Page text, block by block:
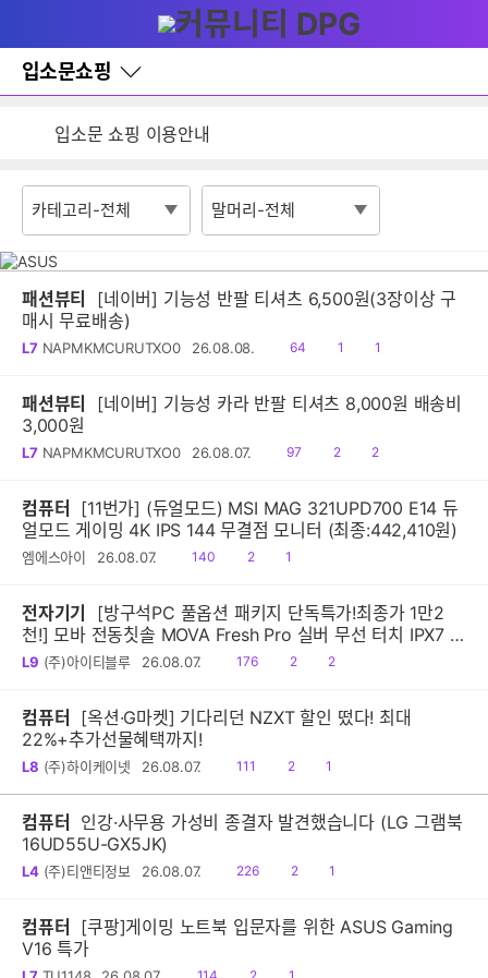
와
홈
입소문쇼핑
바
로
기
어
잦은 오류, PC속도 잡자! PC안정화 위해 이건 꼭!
입소문 쇼핑 이용안내
패션뷰티
[네이버] 기능성 반팔 티셔츠 6,500원(3장이상 구
매시 무료배송)
L7 NAPMKMCURUTXO0 26.08.08.
읽
64
공1
댓1
패션뷰티
[네이버] 기능성 카라 반팔 티셔츠 8,000원 배송비
3,000원
L7 NAPMKMCURUTXO0 26.08.07.
읽
97
공
2
댓
2
컴퓨터
[11번가] (듀얼모드) MSI MAG 321UPD700 E14 듀
얼모드 게이밍 4K IPS 144 무결점 모니터 (최종:442,410원)
엠에스아이 26.08.07.
읽
140
공
2
댓1
전자기기
[방구석PC 풀옵션 패키지 단독특가!최종가 1만2
천!] 모바 전동칫솔 MOVA Fresh Pro 실버 무선 터치 IPX7 방
수 10단계 진동 음파 전동칫솔
L9 (주)아이티블루 26.08.07.
읽
176
공
2
댓
2
컴퓨터
[옥션·G마켓] 기다리던 NZXT 할인 떴다! 최대
22%+추가선물혜택까지!
L8 (주)하이케이넷 26.08.07.
읽
111
공
2
댓1
컴퓨터
인강·사무용 가성비 종결자 발견했습니다 (LG 그램북
16UD55U-GX5JK)
L4 (주)티앤티정보 26.08.07.
읽
226
공
2
댓1
컴퓨터
[쿠팡]게이밍 노트북 입문자를 위한 ASUS Gaming
V16 특가
읽
공
댓